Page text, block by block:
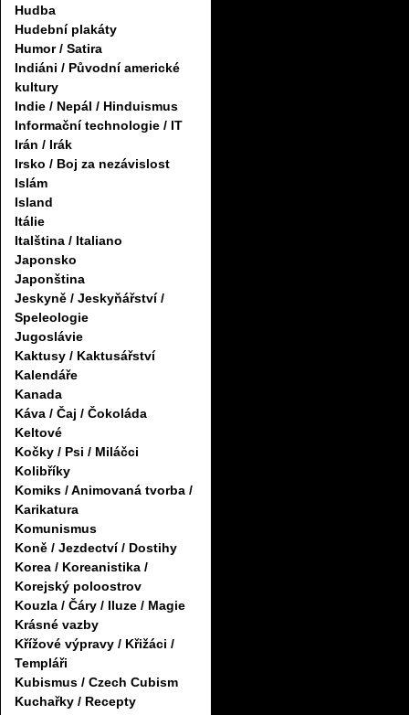
Hudba
Hudební plakáty
Humor / Satira
Indiáni / Původní americké
kultury
Indie / Nepál / Hinduismus
Informační technologie / IT
Irán / Irák
Irsko / Boj za nezávislost
Islám
Island
Itálie
Italština / Italiano
Japonsko
Japonština
Jeskyně / Jeskyňářství /
Speleologie
Jugoslávie
Kaktusy / Kaktusářství
Kalendáře
Kanada
Káva / Čaj / Čokoláda
Keltové
Kočky / Psi / Miláčci
Kolibříky
Komiks / Animovaná tvorba /
Karikatura
Komunismus
Koně / Jezdectví / Dostihy
Korea / Koreanistika /
Korejský poloostrov
Kouzla / Čáry / Iluze / Magie
Krásné vazby
Křížové výpravy / Křižáci /
Templáři
Kubismus / Czech Cubism
Kuchařky / Recepty